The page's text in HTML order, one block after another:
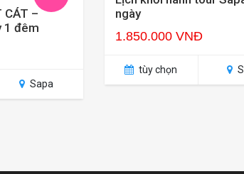
CÁT –
1 đêm
Sapa
ngày
1.850.000 VNĐ
tùy chọn